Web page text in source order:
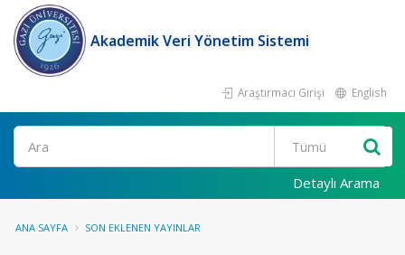
Akademik Veri Yönetim Sistemi
Araştırmacı Girişi English
Ara
Detaylı Arama
ANA SAYFA SON EKLENEN YAYINLAR